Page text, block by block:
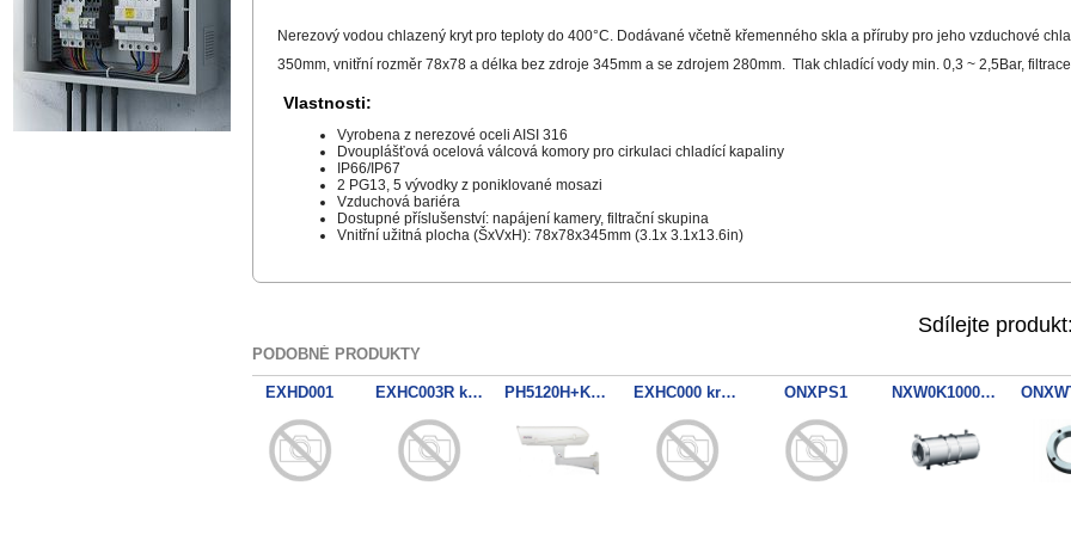
Nerezový vodou chlazený kryt pro teploty do 400°C. Dodávané včetně křemenného skla a příruby pro jeho vzduchové
350mm, vnitřní rozměr 78x78 a délka bez zdroje 345mm a se zdrojem 280mm. Tlak chladící vody min. 0,3 ~ 2,5Bar, filtrace
Vlastnosti:
Vyrobena z nerezové oceli AISI 316
Dvouplášťová ocelová válcová komory pro cirkulaci chladící kapaliny
IP66/IP67
2 PG13, 5 vývodky z poniklované mosazi
Vzduchová bariéra
Dostupné příslušenství: napájení kamery, filtrační skupina
Vnitřní užitná plocha (ŠxVxH): 78x78x345mm (3.1x 3.1x13.6in)
Sdílejte produkt:
PODOBNÉ PRODUKTY
EXHD001 EXHC003R kryt vybusne prostred PH5120H+KBR-080CC hous+bracket EXHC000 kryt vybusne prostredi ONXPS1 NXW0K1000+ONXAB2 kryt